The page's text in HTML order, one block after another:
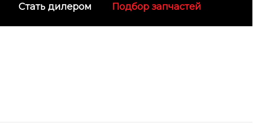
Стать дилером Подбор запчастей